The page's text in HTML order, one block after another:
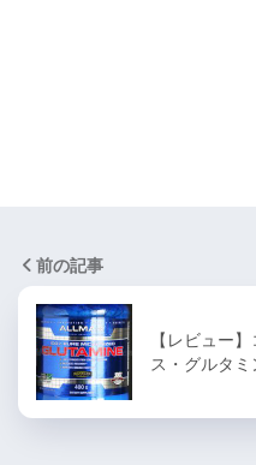
前の記事
【レビュー
ス・グルタ